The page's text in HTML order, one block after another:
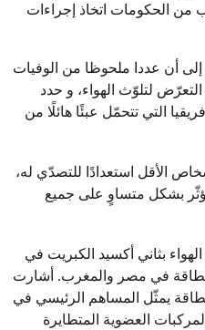
من الحكومات اتخاذ إجراءات
أن عددا ملحوظا من الوفيات
لتلوّث الهواء، و حدد
التي تتحمّل عبئًا هائلًا من
الأقل استعدادًا للتصدّي له،
تؤثّر بشكل متساوٍ على جميع
بثاني أكسيد الكبريت في
الطاقة في مصر والمغرب. أشارت
يمثّل المساهم الرئيسي في
العضوية المتطايرة